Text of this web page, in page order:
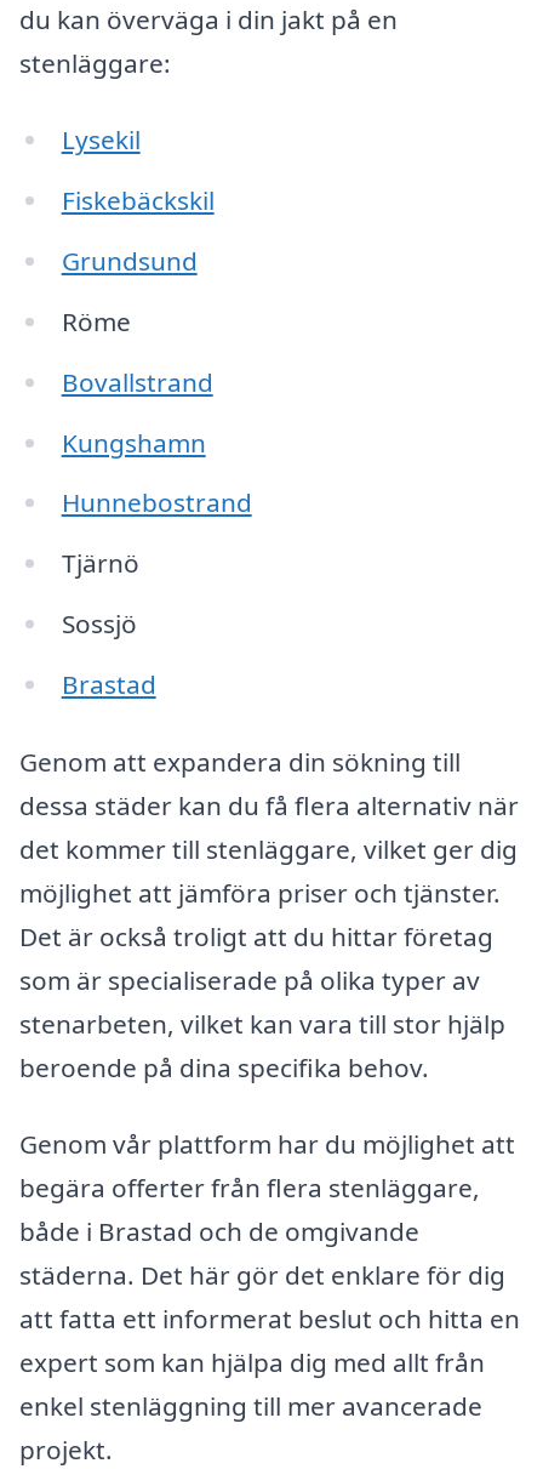
du kan överväga i din jakt på en
stenläggare:
Lysekil
Fiskebäckskil
Grundsund
Röme
Bovallstrand
Kungshamn
Hunnebostrand
Tjärnö
Sossjö
Brastad
Genom att expandera din sökning till
dessa städer kan du få flera alternativ när
det kommer till stenläggare, vilket ger dig
möjlighet att jämföra priser och tjänster.
Det är också troligt att du hittar företag
som är specialiserade på olika typer av
stenarbeten, vilket kan vara till stor hjälp
beroende på dina specifika behov.
Genom vår plattform har du möjlighet att
begära offerter från flera stenläggare,
både i Brastad och de omgivande
städerna. Det här gör det enklare för dig
att fatta ett informerat beslut och hitta en
expert som kan hjälpa dig med allt från
enkel stenläggning till mer avancerade
projekt.